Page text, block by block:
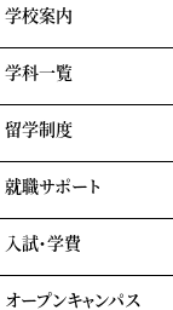
学校案内
学園情報・教育理念
リアルな実習室
業界出身の自慢の講師陣
学科一覧
エアライン科
ホテル科
テーマパーク科
留学制度
GOTEMBA ENGLISH CAMP
就職サポート
就職内定実績一覧
入試・学費
オープンキャンパス